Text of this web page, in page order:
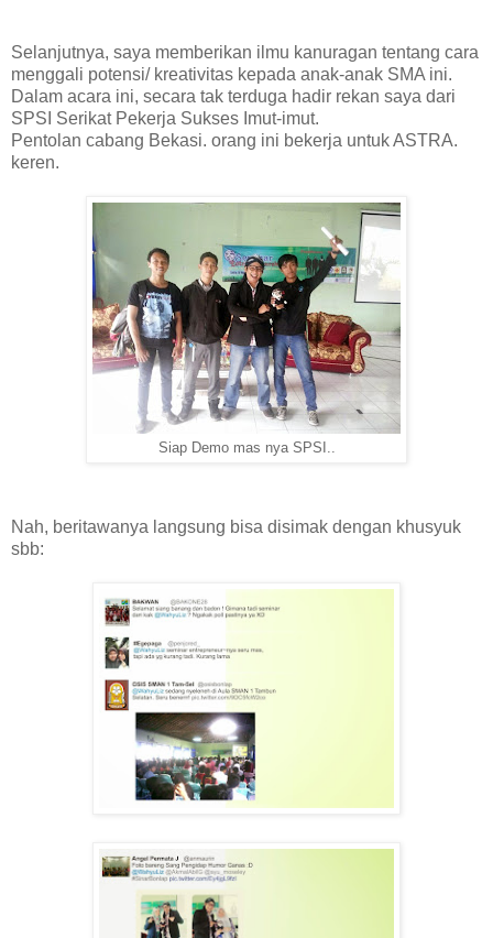
Selanjutnya, saya memberikan ilmu kanuragan tentang cara
menggali potensi/ kreativitas kepada anak-anak SMA ini.
Dalam acara ini, secara tak terduga hadir rekan saya dari
SPSI Serikat Pekerja Sukses Imut-imut.
Pentolan cabang Bekasi. orang ini bekerja untuk ASTRA.
keren.
Siap Demo mas nya SPSI..
Nah, beritawanya langsung bisa disimak dengan khusyuk
sbb: